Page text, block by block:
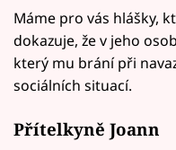
Máme pro vás hlášky,
dokazuje, že v jeho
který mu brání při
sociálních situací.
Přítelkyně Joann